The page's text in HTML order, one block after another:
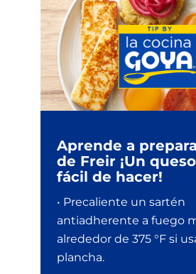
Aprende a
de Freir ¡Un
fácil de hacer!
• Precaliente un sartén
antiadherente a fuego
alrededor de 375 °F si
plancha.